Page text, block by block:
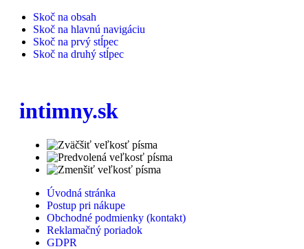
Skoč na obsah
Skoč na hlavnú navigáciu
Skoč na prvý stĺpec
Skoč na druhý stĺpec
intimny.sk
Úvodná stránka
Postup pri nákupe
Obchodné podmienky (kontakt)
Reklamačný poriadok
GDPR